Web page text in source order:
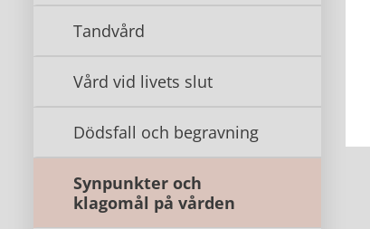
Tandvård
Vård vid livets slut
Dödsfall och begravning
Synpunkter och
klagomål på vården